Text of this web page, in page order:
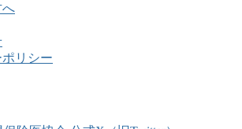
へ
リシー